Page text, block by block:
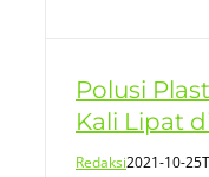
Polusi
Kali Lipat
Redaksi2021-10-